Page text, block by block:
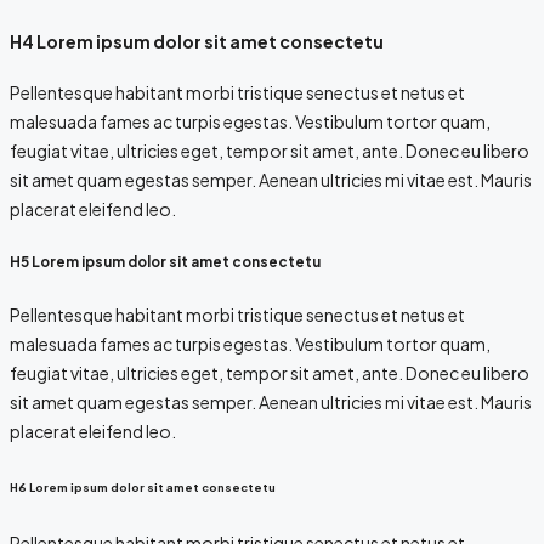
H4 Lorem ipsum dolor sit amet consectetu
Pellentesque habitant morbi tristique senectus et netus et
malesuada fames ac turpis egestas. Vestibulum tortor quam,
feugiat vitae, ultricies eget, tempor sit amet, ante. Donec eu libero
sit amet quam egestas semper. Aenean ultricies mi vitae est. Mauris
placerat eleifend leo.
H5 Lorem ipsum dolor sit amet consectetu
Pellentesque habitant morbi tristique senectus et netus et
malesuada fames ac turpis egestas. Vestibulum tortor quam,
feugiat vitae, ultricies eget, tempor sit amet, ante. Donec eu libero
sit amet quam egestas semper. Aenean ultricies mi vitae est. Mauris
placerat eleifend leo.
H6 Lorem ipsum dolor sit amet consectetu